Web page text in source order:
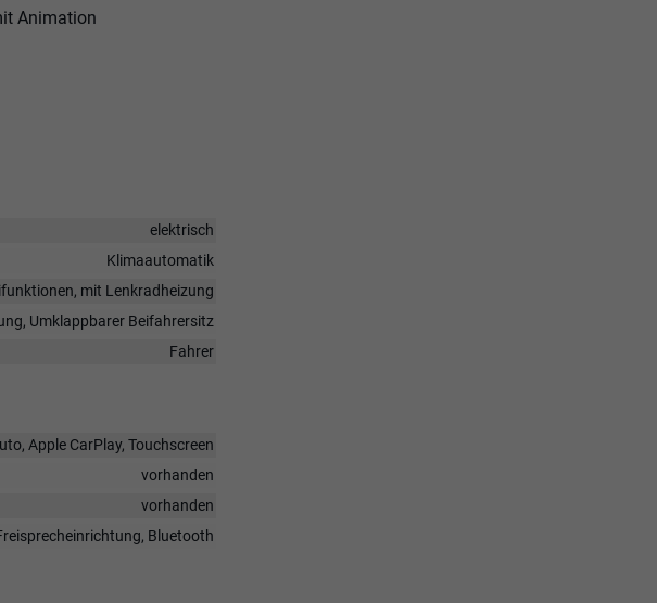
Animation
elektrisch
Klimaautomatik
mit Lenkradheizung
Umklappbarer Beifahrersitz
Fahrer
Apple CarPlay, Touchscreen
vorhanden
vorhanden
Bluetooth